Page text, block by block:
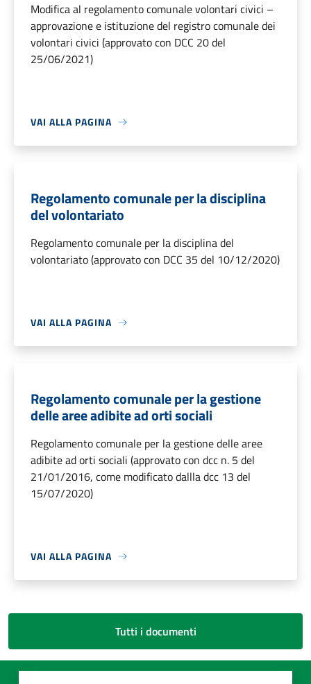
Modifica al regolamento comunale volontari civici –
approvazione e istituzione del registro comunale dei
volontari civici (approvato con DCC 20 del
25/06/2021)
VAI ALLA PAGINA
Regolamento comunale per la disciplina
del volontariato
Regolamento comunale per la disciplina del
volontariato (approvato con DCC 35 del 10/12/2020)
VAI ALLA PAGINA
Regolamento comunale per la gestione
delle aree adibite ad orti sociali
Regolamento comunale per la gestione delle aree
adibite ad orti sociali (approvato con dcc n. 5 del
21/01/2016, come modificato dallla dcc 13 del
15/07/2020)
VAI ALLA PAGINA
Tutti i documenti